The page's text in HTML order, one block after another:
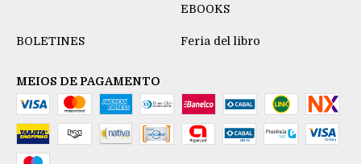
EBOOKS
BOLETINES Feria del libro
MEIOS DE PAGAMENTO